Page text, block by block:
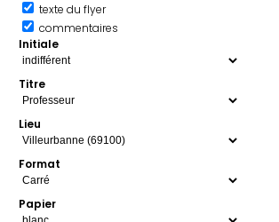
texte du flyer
commentaires
Initiale
Titre
Lieu
Format
Papier